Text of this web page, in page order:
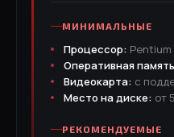
МИНИМАЛЬНЫЕ
Процессор:
Оперативная
Видеокарта: с
Место на диске: от
РЕКОМЕНДУЕМЫЕ